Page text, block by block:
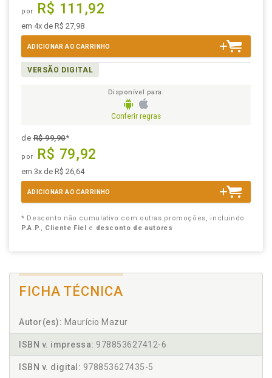
por R$ 111,92
em 4x de R$ 27,98
ADICIONAR AO CARRINHO
VERSÃO DIGITAL
Disponível para:
Conferir regras
deR$ 99,90*
por R$ 79,92
em 3x de R$ 26,64
ADICIONAR AO CARRINHO
* Desconto não cumulativo com outras promoções, incluindo
P.A.P., Cliente Fiel e desconto de autores
FICHA TÉCNICA
Autor(es): Maurício Mazur
ISBN v. impressa: 978853627412-6
ISBN v. digital: 978853627435-5